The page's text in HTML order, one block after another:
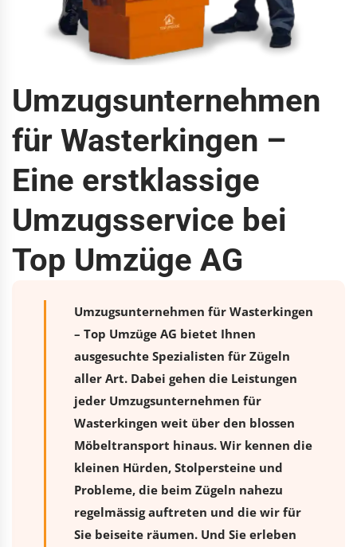
Umzugsunternehmen
für Wasterkingen –
Eine erstklassige
Umzugsservice bei
Top Umzüge AG
Umzugsunternehmen für Wasterkingen
– Top Umzüge AG bietet Ihnen
ausgesuchte Spezialisten für Zügeln
aller Art. Dabei gehen die Leistungen
jeder Umzugsunternehmen für
Wasterkingen weit über den blossen
Möbeltransport hinaus. Wir kennen die
kleinen Hürden, Stolpersteine und
Probleme, die beim Zügeln nahezu
regelmässig auftreten und die wir für
Sie beiseite räumen. Und Sie erleben